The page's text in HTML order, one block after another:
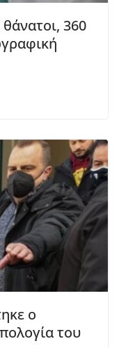
360
ο
του